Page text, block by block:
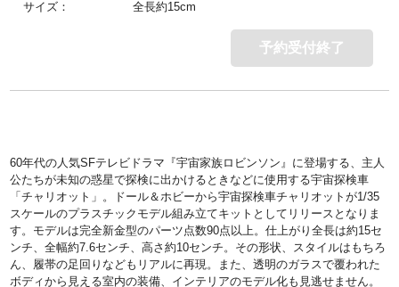
サイズ：
全長約15cm
予約受付終了
60年代の人気SFテレビドラマ『宇宙家族ロビンソン』に登場する、主人
公たちが未知の惑星で探検に出かけるときなどに使用する宇宙探検車
「チャリオット」。ドール＆ホビーから宇宙探検車チャリオットが1/35
スケールのプラスチックモデル組み立てキットとしてリリースとなりま
す。モデルは完全新金型のパーツ点数90点以上。仕上がり全長は約15セ
ンチ、全幅約7.6センチ、高さ約10センチ。その形状、スタイルはもちろ
ん、履帯の足回りなどもリアルに再現。また、透明のガラスで覆われた
ボディから見える室内の装備、インテリアのモデル化も見逃せません。